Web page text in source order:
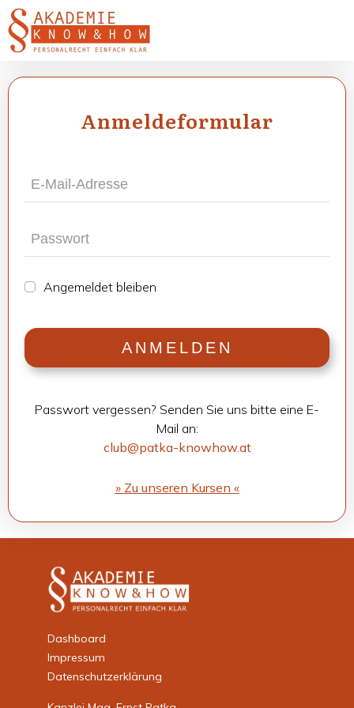
Anmel­de­for­mu­lar
Ange­mel­det blei­ben
ANMEL­DEN
Pass­wort ver­ges­sen? Sen­den Sie uns bitte eine E-
Mail an:
club@patka-knowhow.at
» Zu unse­ren Kur­sen «
Dashboard
Impressum
Datenschutzerklärung